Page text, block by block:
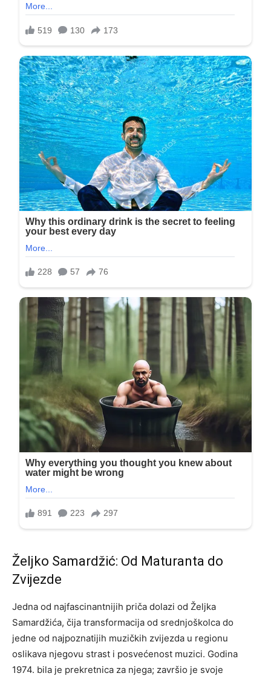
Željko Samardžić: Od Maturanta do
Zvijezde
Jedna od najfascinantnijih priča dolazi od Željka
Samardžića, čija transformacija od srednjoškolca do
jedne od najpoznatijih muzičkih zvijezda u regionu
oslikava njegovu strast i posvećenost muzici. Godina
1974. bila je prekretnica za njega; završio je svoje